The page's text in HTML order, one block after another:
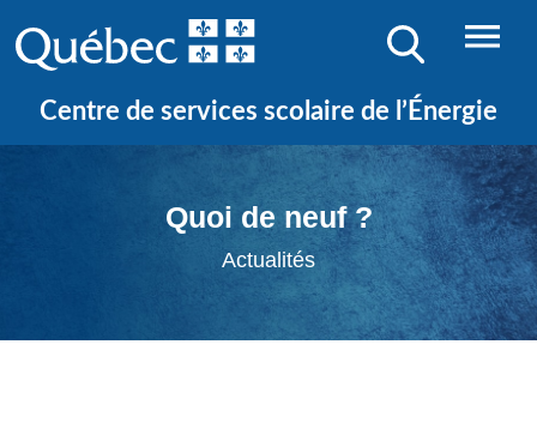
Centre de services scolaire de l’Énergie
Quoi de neuf ?
Actualités